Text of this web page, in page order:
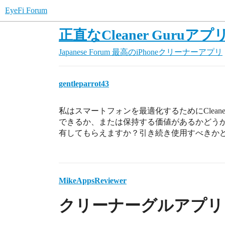
EyeFi Forum
正直なCleaner Guruアプ
Japanese Forum 最高のiPhoneクリーナーアプリ
gentleparrot43
私はスマートフォンを最適化するために
できるか、または保持する価値があるかどう
有してもらえますか？引き続き使用すべきか
MikeAppsReviewer
クリーナーグルアプ